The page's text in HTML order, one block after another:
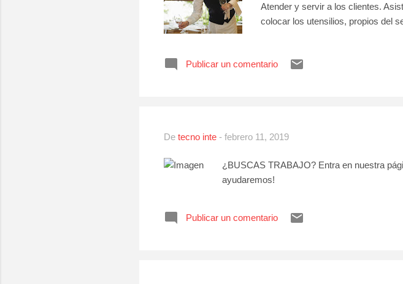
Atender y servir a los clientes.
colocar los utensilios, propios del
Manipulador de Alimentos. -
Publicar un comentario
De tecno inte - febrero 11, 2019
¿BUSCAS TRABAJO? Entra en nuestra
ayudaremos!
Publicar un comentario